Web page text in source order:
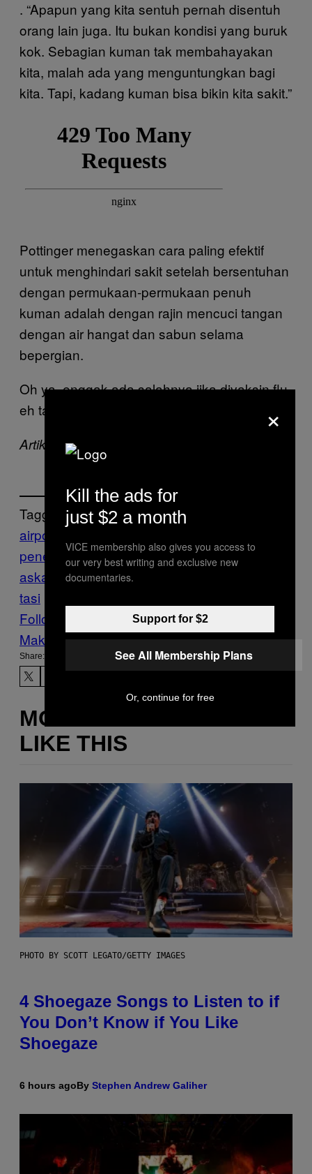
. “Apapun yang kita sentuh pernah disentuh
orang lain juga. Itu bukan kondisi yang buruk
kok. Sebagian kuman tak membahayakan
kita, malah ada yang menguntungkan bagi
kita. Tapi, kadang kuman bisa bikin kita sakit.”
Pottinger menegaskan cara paling efektif
untuk menghindari sakit setelah bersentuhan
dengan permukaan-permukaan penuh
kuman adalah dengan rajin mencuci tangan
dengan air hangat dan sabun selama
bepergian.
Oh ya, enggak ada salahnya jika divaksin flu,
eh tapi pada sudah ngambil vaksin ini kan?
Artikel ini pertama kali tayang di Motherboard
Tagged:
airports
penelitian Kebersihan kesehatan Kuman
askapai penelitian
tasi
Follow Us On Discover
Make Us Preferred In Top Stories
Share:
MORE
LIKE THIS
PHOTO BY SCOTT LEGATO/GETTY IMAGES
4 Shoegaze Songs to Listen to if
You Don’t Know if You Like
Shoegaze
6 hours agoBy Stephen Andrew Galiher
×
Kill the ads for
just $2 a month
VICE membership also gives you access to
our very best writing and exclusive new
documentaries.
Support for $2
See All Membership Plans
Or, continue for free